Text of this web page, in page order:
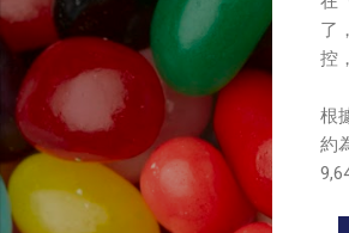
了
控
根
約